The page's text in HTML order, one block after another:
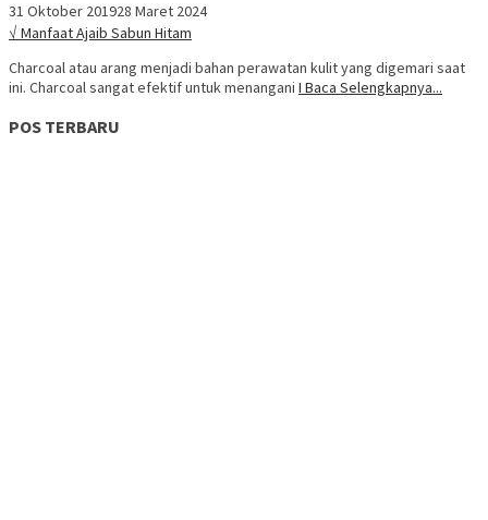
31 Oktober 201928 Maret 2024
√ Manfaat Ajaib Sabun Hitam
Charcoal atau arang menjadi bahan perawatan kulit yang digemari saat
ini. Charcoal sangat efektif untuk menangani I Baca Selengkapnya...
POS TERBARU